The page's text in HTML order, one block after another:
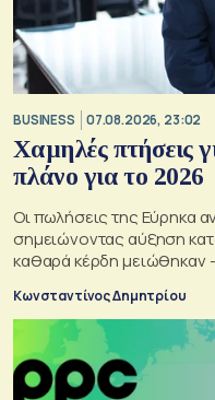
BUSINESS 07.08.2026, 23:02
Χαμηλές πτήσεις
πλάνο για το 2026
Οι πωλήσεις της Εύρηκα
σημειώνοντας αύξηση
καθαρά κέρδη μειώθηκαν
Κωνσταντίνος Δημητρίου